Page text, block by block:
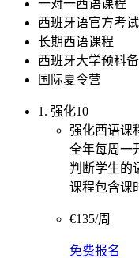
一对一西语课程
西班牙语官方考
长期西语课程
西班牙大学预科
国际夏令营
1. 强化10
强化西语课
全年每周一
判断学生的
课程包含课
€135/周
免费报名